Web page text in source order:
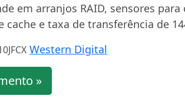
em arranjos RAID, sensores
cache e taxa de transferência de
Western Digital
»